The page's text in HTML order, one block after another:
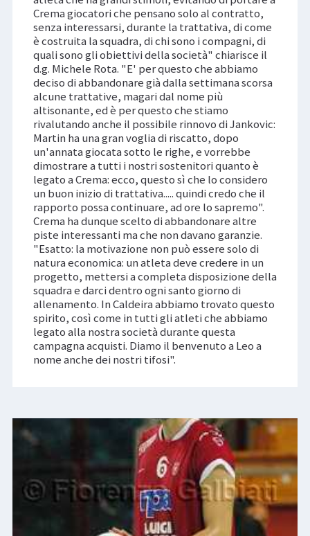
Crema giocatori che pensano solo al contratto,
senza interessarsi, durante la trattativa, di come
è costruita la squadra, di chi sono i compagni, di
quali sono gli obiettivi della società" chiarisce il
d.g. Michele Rota. "E' per questo che abbiamo
deciso di abbandonare già dalla settimana scorsa
alcune trattative, magari dal nome più
altisonante, ed è per questo che stiamo
rivalutando anche il possibile rinnovo di Jankovic:
Martin ha una gran voglia di riscatto, dopo
un'annata giocata sotto le righe, e vorrebbe
dimostrare a tutti i nostri sostenitori quanto è
legato a Crema: ecco, questo sì che lo considero
un buon inizio di trattativa..... quindi credo che il
rapporto possa continuare, ad ore lo sapremo".
Crema ha dunque scelto di abbandonare altre
piste interessanti ma che non davano garanzie.
"Esatto: la motivazione non può essere solo di
natura economica: un atleta deve credere in un
progetto, mettersi a completa disposizione della
squadra e darci dentro ogni santo giorno di
allenamento. In Caldeira abbiamo trovato questo
spirito, così come in tutti gli atleti che abbiamo
legato alla nostra società durante questa
campagna acquisti. Diamo il benvenuto a Leo a
nome anche dei nostri tifosi".